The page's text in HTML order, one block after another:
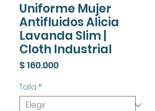
Uniforme Mujer
Antifluidos Alicia
Lavanda Slim |
Cloth Industrial
$ 160.000Precio
Talla *